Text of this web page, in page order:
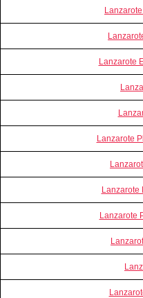
Lanzarote
Lanzarote
Lanzarote
Lanzarote